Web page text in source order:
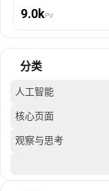
9.0kPV
分类
人工智能
核心页面
观察与思考